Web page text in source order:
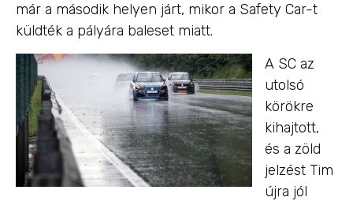
már a második helyen járt, mikor a Safety Car-t
küldték a pályára baleset miatt.
A SC az
utolsó
körökre
kihajtott,
és a zöld
jelzést Tim
újra jól